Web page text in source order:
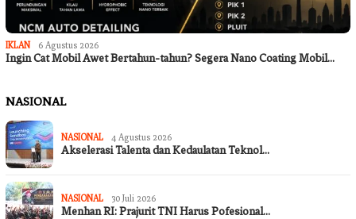
IKLAN 6 Agustus 2026
Ingin Cat Mobil Awet Bertahun-tahun? Segera Nano Coating Mobil…
NASIONAL
NASIONAL 4 Agustus 2026
Akselerasi Talenta dan Kedaulatan Teknol…
NASIONAL 30 Juli 2026
Menhan RI: Prajurit TNI Harus Pofesional…